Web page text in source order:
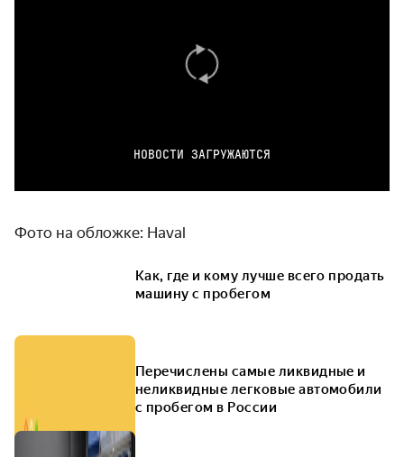
НОВОСТИ ЗАГРУЖАЮТСЯ
Фото на обложке: Haval
Как, где и кому лучше всего продать
машину с пробегом
Перечислены самые ликвидные и
неликвидные легковые автомобили
с пробегом в России